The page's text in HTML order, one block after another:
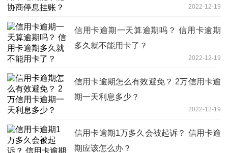
2022-12-19
信用卡逾期一天算逾期吗？ 信用卡逾期
多久就不能用卡了？
2022-12-19
信用卡逾期怎么有效避免？ 2万信用卡逾
期一天利息多少？
2022-12-19
信用卡逾期1万多久会被起诉？ 信用卡逾
期应该怎么办？